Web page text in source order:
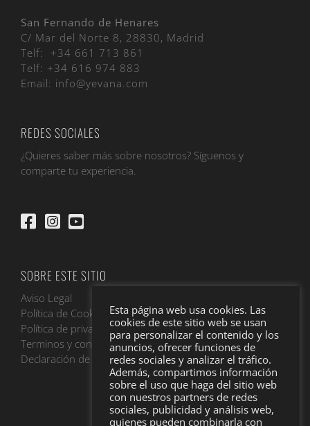
San Fernando de Henares
C/ Mar del Norte 8, 28830, Madrid
Telf: +34 661 713 861
Telf: +34 616 974 883
Email: info@yevana.com
REDES SOCIALES
¿Quieres saber más sobre nosotros? Síguenos y
comparte tu experiencia.
SOBRE ESTE SITIO
Aviso Legal
Política de Cookies
Política de privacidad
Terminos y condiciones
Declaración de accesibilidad
Esta página web usa cookies. Las
cookies de este sitio web se usan
para personalizar el contenido y los
anuncios, ofrecer funciones de
redes sociales y analizar el tráfico.
Además, compartimos información
sobre el uso que haga del sitio web
con nuestros partners de redes
sociales, publicidad y análisis web,
quienes pueden combinarla con